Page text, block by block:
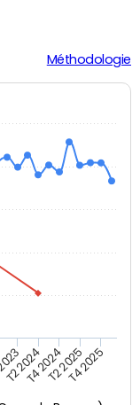
Méthodologie
T2 2024T4 2024T2 2025T4 2025